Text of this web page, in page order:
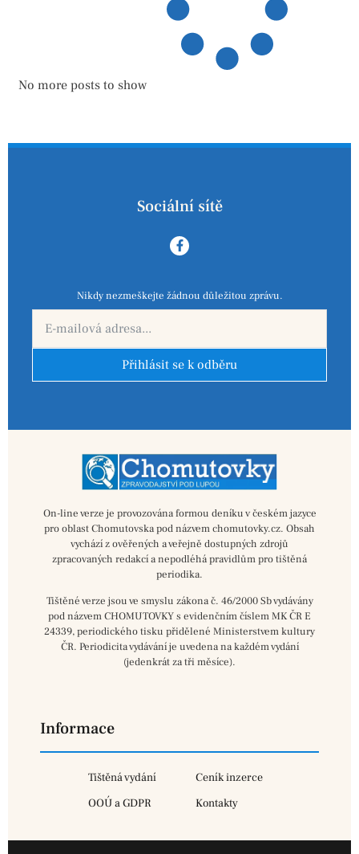
No more posts to show
Sociální sítě
Nikdy nezmeškejte žádnou důležitou zprávu.
Přihlásit se k odběru
On-line verze je provozována formou deníku v českém jazyce
pro oblast Chomutovska pod názvem chomutovky.cz. Obsah
vychází z ověřených a veřejně dostupných zdrojů
zpracovaných redakcí a nepodléhá pravidlům pro tištěná
periodika.
Tištěné verze jsou ve smyslu zákona č. 46/2000 Sb vydávány
pod názvem CHOMUTOVKY s evidenčním číslem MK ČR E
24339, periodického tisku přidělené Ministerstvem kultury
ČR. Periodicita vydávání je uvedena na každém vydání
(jedenkrát za tři měsíce).
Informace
Tištěná vydání
Ceník inzerce
OOÚ a GDPR
Kontakty